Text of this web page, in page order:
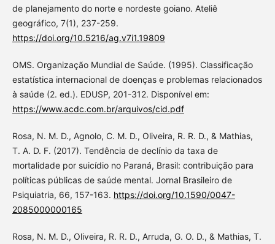
de planejamento do norte e nordeste goiano. Ateliê
geográfico, 7(1), 237-259.
https://doi.org/10.5216/ag.v7i1.19809
OMS. Organização Mundial de Saúde. (1995). Classificação
estatística internacional de doenças e problemas relacionados
à saúde (2. ed.). EDUSP, 201-312. Disponível em:
https://www.acdc.com.br/arquivos/cid.pdf
Rosa, N. M. D., Agnolo, C. M. D., Oliveira, R. R. D., & Mathias,
T. A. D. F. (2017). Tendência de declínio da taxa de
mortalidade por suicídio no Paraná, Brasil: contribuição para
políticas públicas de saúde mental. Jornal Brasileiro de
Psiquiatria, 66, 157-163. https://doi.org/10.1590/0047-
2085000000165
Rosa, N. M. D., Oliveira, R. R. D., Arruda, G. O. D., & Mathias, T.